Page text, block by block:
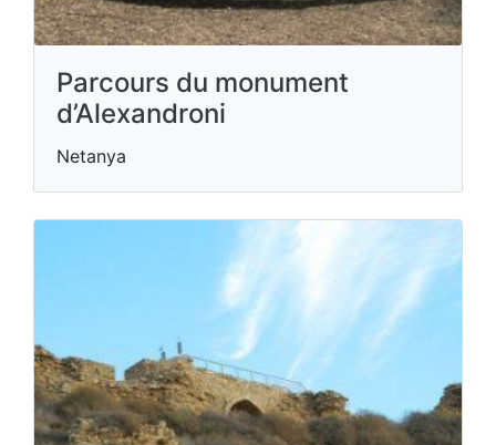
Parcours du monument
d’Alexandroni
Netanya